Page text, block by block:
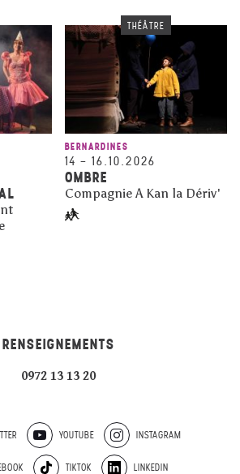
THÉÂTRE
BERNARDINES
14 – 16.10.2026
OMBRE
Compagnie A Kan la Dériv'
RENSEIGNEMENTS
0972 13 13 20
YOUTUBE INSTAGRAM
TIKTOK LINKEDIN